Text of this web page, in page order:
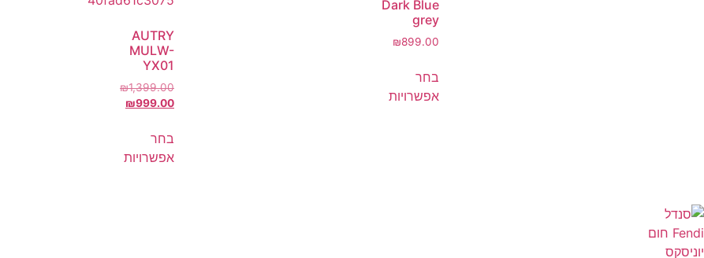
Dark Blue
grey
₪899.00
בחר
אפשרויות
AUTRY
MULW-
YX01
₪1,399.00
₪999.00
בחר
אפשרויות